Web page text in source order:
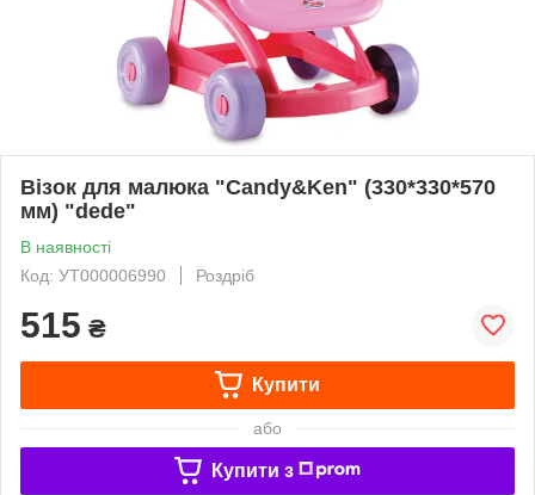
Візок для малюка "Candy&Ken" (330*330*570
мм) "dede"
В наявності
Код: УТ000006990
Роздріб
515 ₴
Купити
або
Купити з